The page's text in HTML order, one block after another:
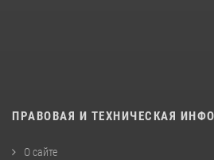
ПРАВОВАЯ И ТЕХНИЧЕСКАЯ
О сайте